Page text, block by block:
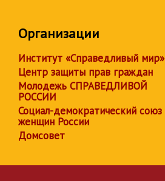
Организации
Институт «Справедливый мир»
Центр защиты прав граждан
Молодежь СПРАВЕДЛИВОЙ
РОССИИ
Социал-демократический союз
женщин России
Домсовет